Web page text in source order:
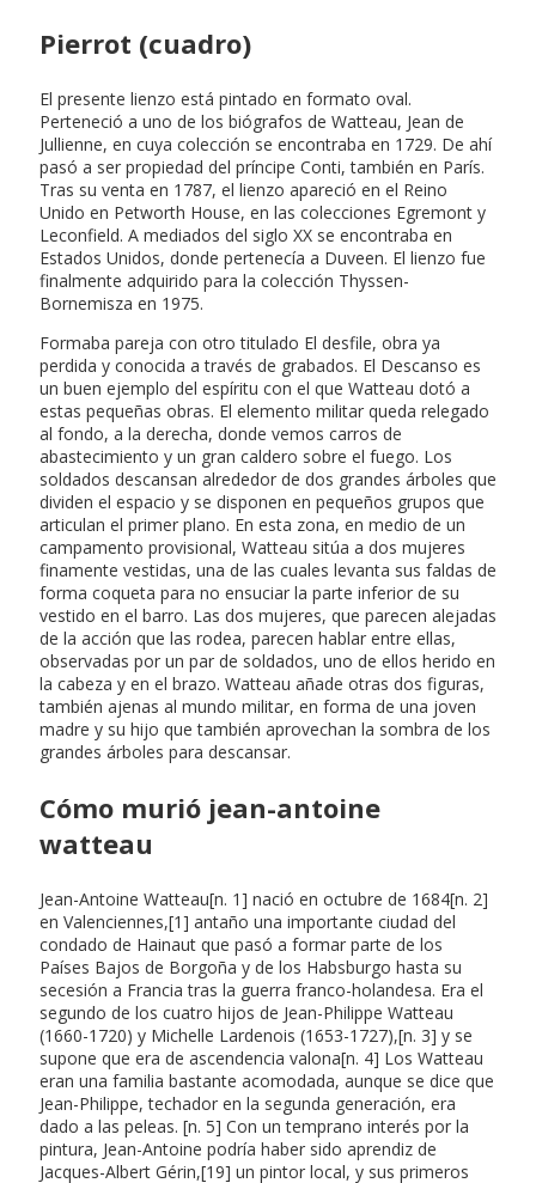
Pierrot (cuadro)
El presente lienzo está pintado en formato oval.
Perteneció a uno de los biógrafos de Watteau, Jean de
Jullienne, en cuya colección se encontraba en 1729. De ahí
pasó a ser propiedad del príncipe Conti, también en París.
Tras su venta en 1787, el lienzo apareció en el Reino
Unido en Petworth House, en las colecciones Egremont y
Leconfield. A mediados del siglo XX se encontraba en
Estados Unidos, donde pertenecía a Duveen. El lienzo fue
finalmente adquirido para la colección Thyssen-
Bornemisza en 1975.
Formaba pareja con otro titulado El desfile, obra ya
perdida y conocida a través de grabados. El Descanso es
un buen ejemplo del espíritu con el que Watteau dotó a
estas pequeñas obras. El elemento militar queda relegado
al fondo, a la derecha, donde vemos carros de
abastecimiento y un gran caldero sobre el fuego. Los
soldados descansan alrededor de dos grandes árboles que
dividen el espacio y se disponen en pequeños grupos que
articulan el primer plano. En esta zona, en medio de un
campamento provisional, Watteau sitúa a dos mujeres
finamente vestidas, una de las cuales levanta sus faldas de
forma coqueta para no ensuciar la parte inferior de su
vestido en el barro. Las dos mujeres, que parecen alejadas
de la acción que las rodea, parecen hablar entre ellas,
observadas por un par de soldados, uno de ellos herido en
la cabeza y en el brazo. Watteau añade otras dos figuras,
también ajenas al mundo militar, en forma de una joven
madre y su hijo que también aprovechan la sombra de los
grandes árboles para descansar.
Cómo murió jean-antoine
watteau
Jean-Antoine Watteau[n. 1] nació en octubre de 1684[n. 2]
en Valenciennes,[1] antaño una importante ciudad del
condado de Hainaut que pasó a formar parte de los
Países Bajos de Borgoña y de los Habsburgo hasta su
secesión a Francia tras la guerra franco-holandesa. Era el
segundo de los cuatro hijos de Jean-Philippe Watteau
(1660-1720) y Michelle Lardenois (1653-1727),[n. 3] y se
supone que era de ascendencia valona[n. 4] Los Watteau
eran una familia bastante acomodada, aunque se dice que
Jean-Philippe, techador en la segunda generación, era
dado a las peleas. [n. 5] Con un temprano interés por la
pintura, Jean-Antoine podría haber sido aprendiz de
Jacques-Albert Gérin,[19] un pintor local, y sus primeros